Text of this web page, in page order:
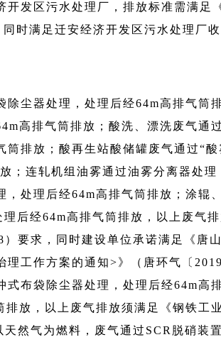
发区污水处理厂，排放标准需满足
时满足迁安经济开发区污水处理厂收
尘器处理，处理后经64m高排气筒
高排气筒排放；酸洗、漂洗废气通
排放；酸再生站酸储罐废气通过“
；连轧机组油雾通过油雾分离器处
处理后经64m高排气筒排放；涂辊
后经64m高排气筒排放，以上废气
要求，同时建设单位承诺满足《唐
工作方案的通知>》（唐环气〔
布袋除尘器处理，处理后经64m高
放，以上废气排放须满足《钢铁工
然气为燃料，废气通过SCR脱硝装